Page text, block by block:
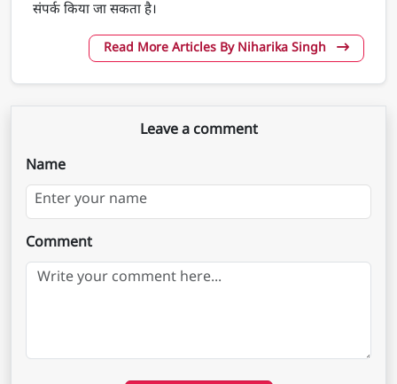
संपर्क किया जा सकता है।
Read More Articles By Niharika Singh
Leave a comment
Name
Comment